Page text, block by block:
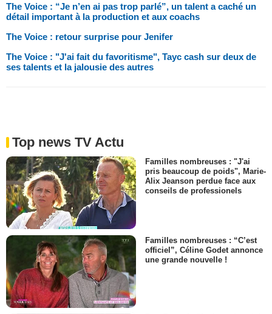
The Voice : “Je n’en ai pas trop parlé”, un talent a caché un
détail important à la production et aux coachs
The Voice : retour surprise pour Jenifer
The Voice : "J'ai fait du favoritisme", Tayc cash sur deux de
ses talents et la jalousie des autres
Top news TV Actu
Familles nombreuses : "J'ai
pris beaucoup de poids", Marie-
Alix Jeanson perdue face aux
conseils de professionels
Familles nombreuses : “C’est
officiel”, Céline Godet annonce
une grande nouvelle !